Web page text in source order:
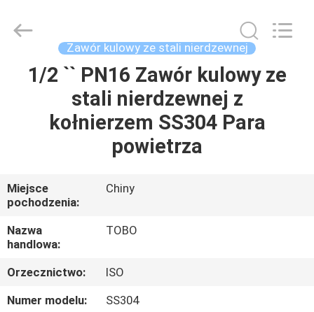
DOM
PRODUKTY
NAS
WYCIECZKA
PO
FABRYCE
STEEL
GROUP
Reserved.
Zawór kulowy ze stali nierdzewnej
1/2 `` PN16 Zawór kulowy ze
stali nierdzewnej z
kołnierzem SS304 Para
powietrza
Miejsce
pochodzenia:
Chiny
Nazwa
handlowa:
TOBO
Orzecznictwo:
ISO
Numer modelu:
SS304